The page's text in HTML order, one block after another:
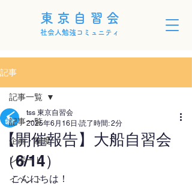
東京自習会
社会人勉強コミュニティ
記事
記事一覧
企画・制度
レポート
イベント
記事一覧
【開催報告】大船自習会
（6/14）
tss 東京自習会
2025年6月16日 読了時間: 2分
こんにちは！